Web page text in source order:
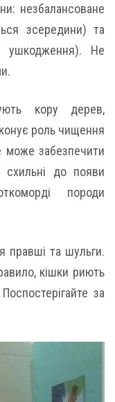
незбалансоване
зсередини) та
ушкодження). Не
кору дерев,
роль чищення
може забезпечити
схильні до появи
породи
правші та шульги.
кішки риють
за